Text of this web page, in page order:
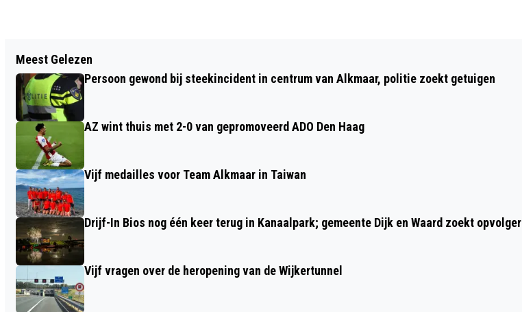
NVWA SLAAT ALARM: BARKOO
KAUWBOTJES MOGELIJK OORZAAK VAN
LEVENSGEVAARLIJKE
WEERWOLFSYNDROOM
VUURWERK
Meest Gelezen
Persoon gewond bij steekincident in centrum van Alkmaar, politie zoekt getuigen
AZ wint thuis met 2-0 van gepromoveerd ADO Den Haag
Vijf medailles voor Team Alkmaar in Taiwan
Drijf-In Bios nog één keer terug in Kanaalpark; gemeente Dijk en Waard zoekt opvolger
Vijf vragen over de heropening van de Wijkertunnel